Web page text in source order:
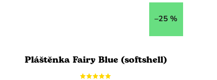
–25 %
Pláštěnka Fairy Blue (softshell)